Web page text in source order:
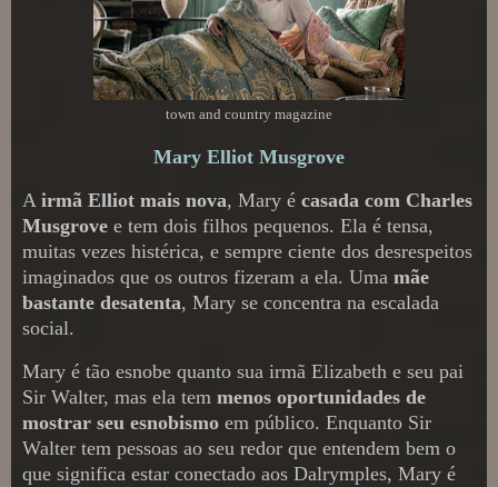
town and country magazine
Mary Elliot Musgrove
A irmã Elliot mais nova, Mary é casada com Charles
Musgrove e tem dois filhos pequenos. Ela é tensa,
muitas vezes histérica, e sempre ciente dos desrespeitos
imaginados que os outros fizeram a ela. Uma mãe
bastante desatenta, Mary se concentra na escalada
social.
Mary é tão esnobe quanto sua irmã Elizabeth e seu pai
Sir Walter, mas ela tem menos oportunidades de
mostrar seu esnobismo em público. Enquanto Sir
Walter tem pessoas ao seu redor que entendem bem o
que significa estar conectado aos Dalrymples, Mary é